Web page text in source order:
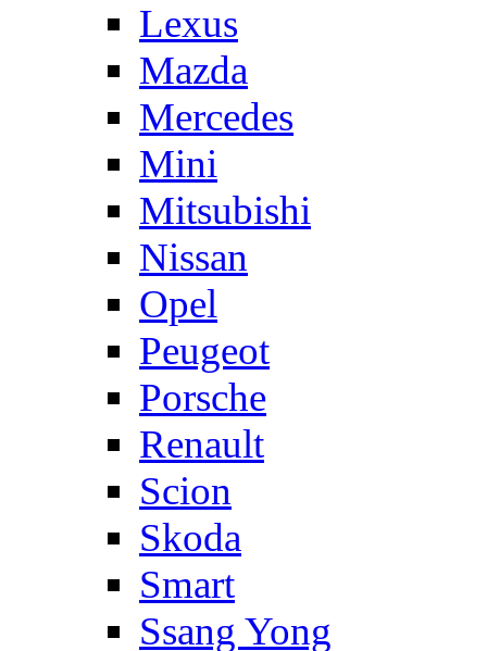
Lexus
Mazda
Mercedes
Mini
Mitsubishi
Nissan
Opel
Peugeot
Porsche
Renault
Scion
Skoda
Smart
Ssang Yong